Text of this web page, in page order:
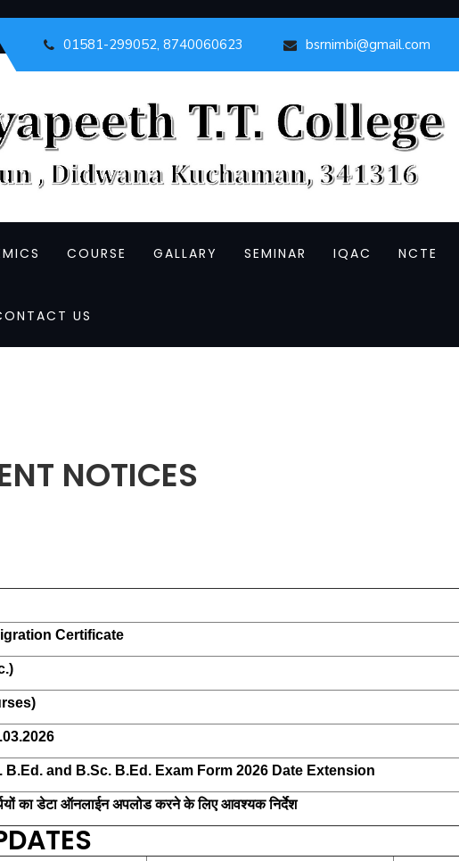
01581-299052, 8740060623 bsrnimbi@gmail.com
COURSE GALLARY SEMINAR IQAC NCTE
US
NOTICES
Certificate
B.Ed. and B.Sc. B.Ed. Exam Form 2026 Date Extension
का डेटा ऑनलाईन अपलोड करने के लिए आवश्यक निर्देश